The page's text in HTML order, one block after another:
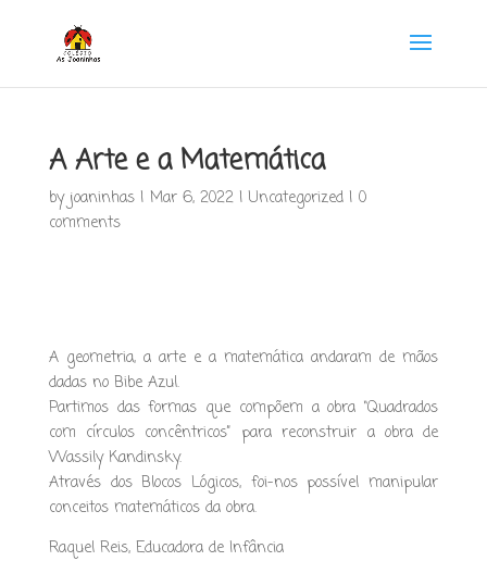
A Arte e a Matemática
by joaninhas| Mar 6, 2022|Uncategorized| 0
comments
A geometria, a arte e a matemática andaram de mãos
dadas no Bibe Azul.
Partimos das formas que compõem a obra “Quadrados
com círculos concêntricos” para reconstruir a obra de
Wassily Kandinsky.
Através dos Blocos Lógicos, foi-nos possível manipular
conceitos matemáticos da obra.
Raquel Reis, Educadora de Infância